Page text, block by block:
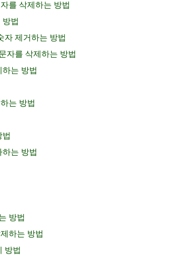
를 삭제하는 방법
방법
자 제거하는 방법
자를 삭제하는 방법
는 방법
는 방법
법
는 방법
방법
하는 방법
방법